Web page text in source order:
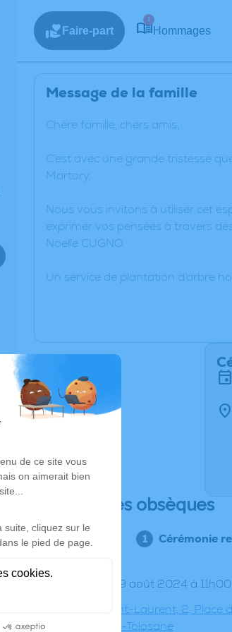
Faire-part
1
Hommages
Message de la famille
Chère famille, chers amis,
C’est avec une grande tristesse
Martory.
Nous vous invitons à utiliser cet
exprimer vos pensées à travers
Noelle CUGNO.
Un service de plantation d’arbre
Déroulé des obsèques
Cérémonie
Le jeudi 29 août 2024 à 11h00
Eglise Saint-Laurent, 2, Place
Villeneuve-Tolosane